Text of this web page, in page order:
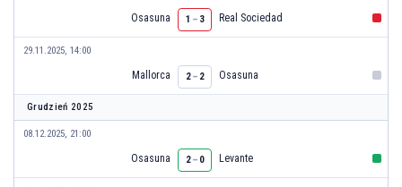
Osasuna 1 – 3 Real Sociedad
29.11.2025, 14:00
Mallorca 2– 2 Osasuna
Grudzień 2025
08.12.2025, 21:00
Osasuna 2– 0 Levante